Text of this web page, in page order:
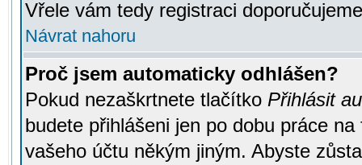
Vřele vám tedy registraci
Návrat nahoru
Proč jsem automaticky odhlášen?
Pokud nezaškrtnete tlačítko Přihlásit
budete přihlášeni jen po dobu práce
vašeho účtu někým jiným. Abyste